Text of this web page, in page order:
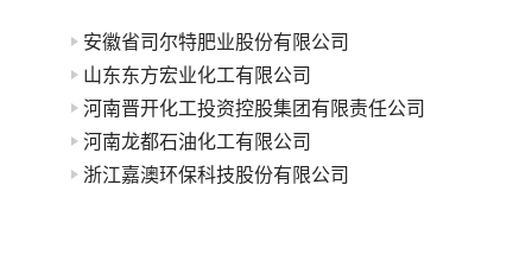
安徽省司尔特肥业股份有限公司
山东东方宏业化工有限公司
河南晋开化工投资控股集团有限责任公司
河南龙都石油化工有限公司
浙江嘉澳环保科技股份有限公司